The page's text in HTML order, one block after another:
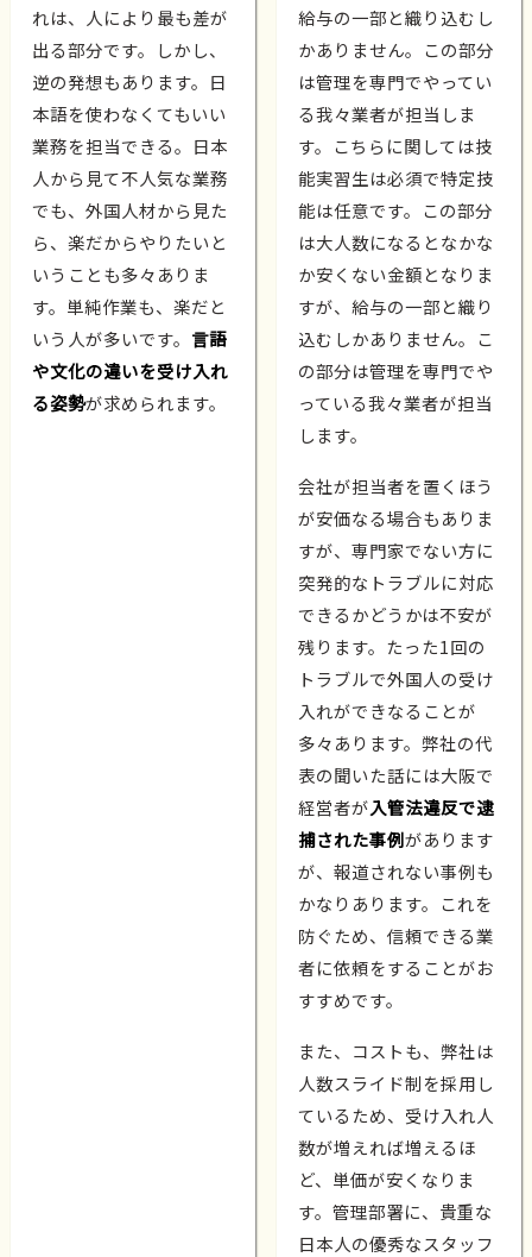
れは、人により最も差が
出る部分です。しかし、
逆の発想もあります。日
本語を使わなくてもいい
業務を担当できる。日本
人から見て不人気な業務
でも、外国人材から見た
ら、楽だからやりたいと
いうことも多々ありま
す。単純作業も、楽だと
いう人が多いです。 言語
や文化の違いを受け入れ
る姿勢が求められます。
給与の一部と織り込むし
かありません。この部分
は管理を専門でやってい
る我々業者が担当しま
す。こちらに関しては技
能実習生は必須で特定技
能は任意です。この部分
は大人数になるとなかな
か安くない金額となりま
すが、給与の一部と織り
込むしかありません。こ
の部分は管理を専門でや
っている我々業者が担当
します。
会社が担当者を置くほう
が安価なる場合もありま
すが、専門家でない方に
突発的なトラブルに対応
できるかどうかは不安が
残ります。たった1回の
トラブルで外国人の受け
入れができなることが
多々あります。弊社の代
表の聞いた話には大阪で
経営者が入管法違反で逮
捕された事例があります
が、報道されない事例も
かなりあります。これを
防ぐため、信頼できる業
者に依頼をすることがお
すすめです。
また、コストも、弊社は
人数スライド制を採用し
ているため、受け入れ人
数が増えれば増えるほ
ど、単価が安くなりま
す。管理部署に、貴重な
日本人の優秀なスタッフ